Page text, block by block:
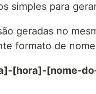
simples para
geradas no
formato de
[hora]-[nome-